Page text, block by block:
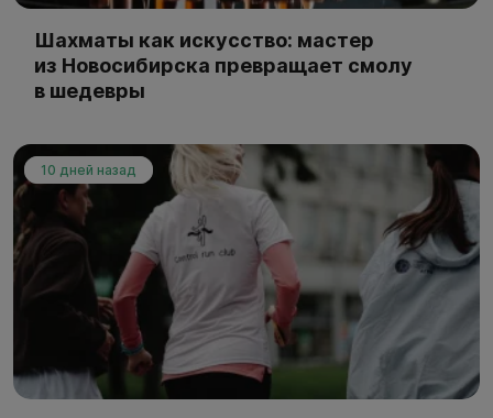
Шахматы как искусство: мастер
из Новосибирска превращает смолу
в шедевры
10 дней назад